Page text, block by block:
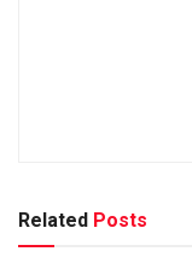
Related Posts